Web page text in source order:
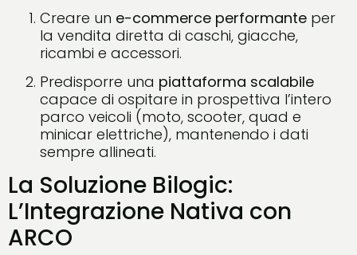
Creare un e-commerce performante per
la vendita diretta di caschi, giacche,
ricambi e accessori.
Predisporre una piattaforma scalabile
capace di ospitare in prospettiva l’intero
parco veicoli (moto, scooter, quad e
minicar elettriche), mantenendo i dati
sempre allineati.
La Soluzione Bilogic:
L’Integrazione Nativa con
ARCO